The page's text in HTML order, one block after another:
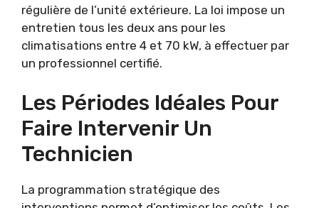
régulière de l’unité extérieure. La loi impose un
entretien tous les deux ans pour les
climatisations entre 4 et 70 kW, à effectuer par
un professionnel certifié.
Les Périodes Idéales Pour
Faire Intervenir Un
Technicien
La programmation stratégique des